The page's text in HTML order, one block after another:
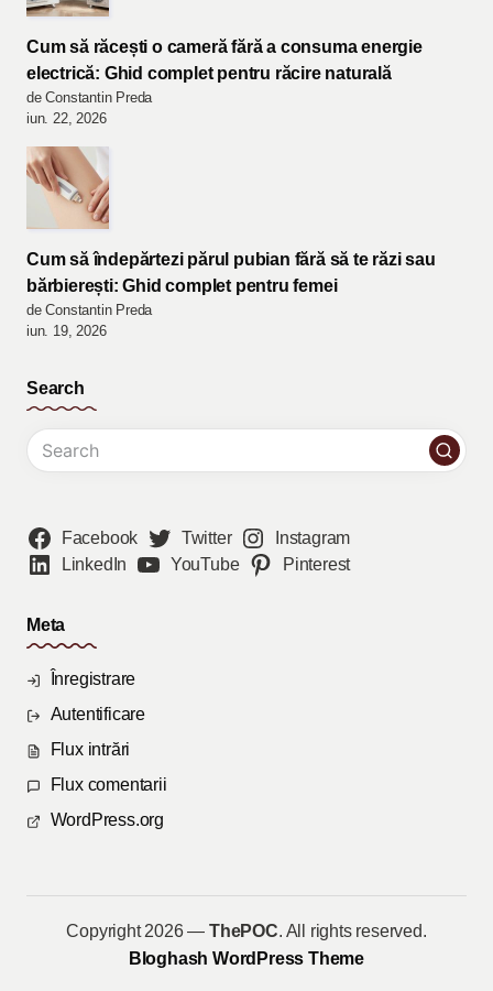
Cum să răcești o cameră fără a consuma energie
electrică: Ghid complet pentru răcire naturală
de Constantin Preda
iun. 22, 2026
Cum să îndepărtezi părul pubian fără să te răzi sau
bărbierești: Ghid complet pentru femei
de Constantin Preda
iun. 19, 2026
Search
Facebook Twitter
Instagram
LinkedIn
YouTube Pinterest
Meta
Înregistrare
Autentificare
Flux intrări
Flux comentarii
WordPress.org
Copyright 2026 —ThePOC. All rights reserved.
Bloghash WordPress Theme